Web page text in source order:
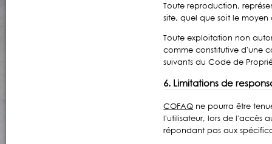
Toute reproduction,
site, quel que soit le
Toute exploitation non
comme constitutive d'une
suivants du Code de
6. Limitations de
COFAQ ne pourra être
l'utilisateur, lors de l'accès
répondant pas aux